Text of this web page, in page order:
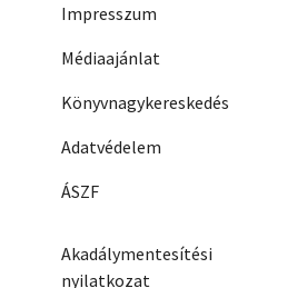
Impresszum
Médiaajánlat
Könyvnagykereskedés
Adatvédelem
ÁSZF
Akadálymentesítési
nyilatkozat